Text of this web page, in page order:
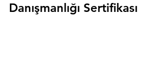
Danışmanlığı Sertifikası